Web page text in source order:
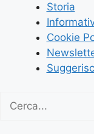
Storia
Cookie
for: